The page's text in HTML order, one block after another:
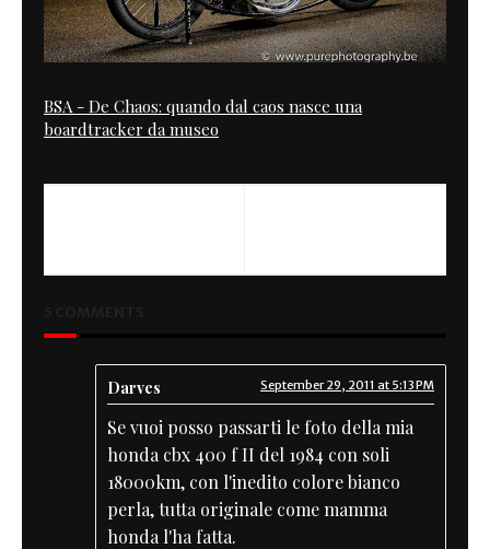
BSA - De Chaos: quando dal caos nasce una
boardtracker da museo
Darves September 29, 2011 at 5:13 PM
Se vuoi posso passarti le foto della mia
honda cbx 400 f II del 1984 con soli
18000km, con l'inedito colore bianco
perla, tutta originale come mamma
honda l'ha fatta.